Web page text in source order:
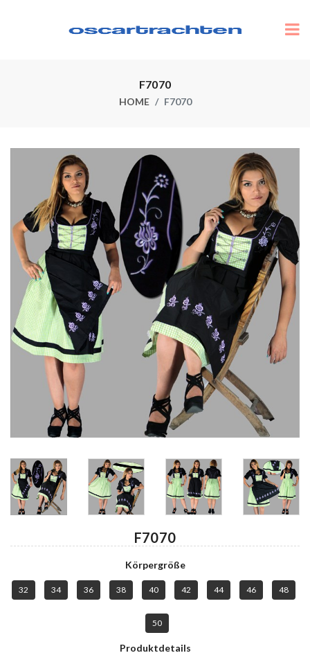
F7070
HOME F7070
F7070
Körpergröße
32 34 36 38 40 42 44 46 48
50
Produktdetails